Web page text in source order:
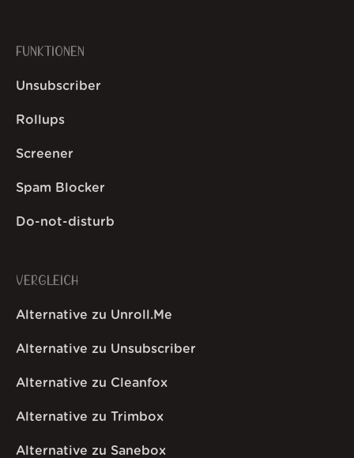
FUNKTIONEN
Unsubscriber
Rollups
Screener
Spam Blocker
Do-not-disturb
VERGLEICH
Alternative zu Unroll.Me
Alternative zu Unsubscriber
Alternative zu Cleanfox
Alternative zu Trimbox
Alternative zu Sanebox